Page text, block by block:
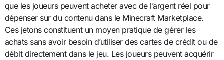
que les joueurs peuvent acheter avec de l’argent réel pour
dépenser sur du contenu dans le Minecraft Marketplace.
Ces jetons constituent un moyen pratique de gérer les
achats sans avoir besoin d’utiliser des cartes de crédit ou de
débit directement dans le jeu. Les joueurs peuvent acquérir